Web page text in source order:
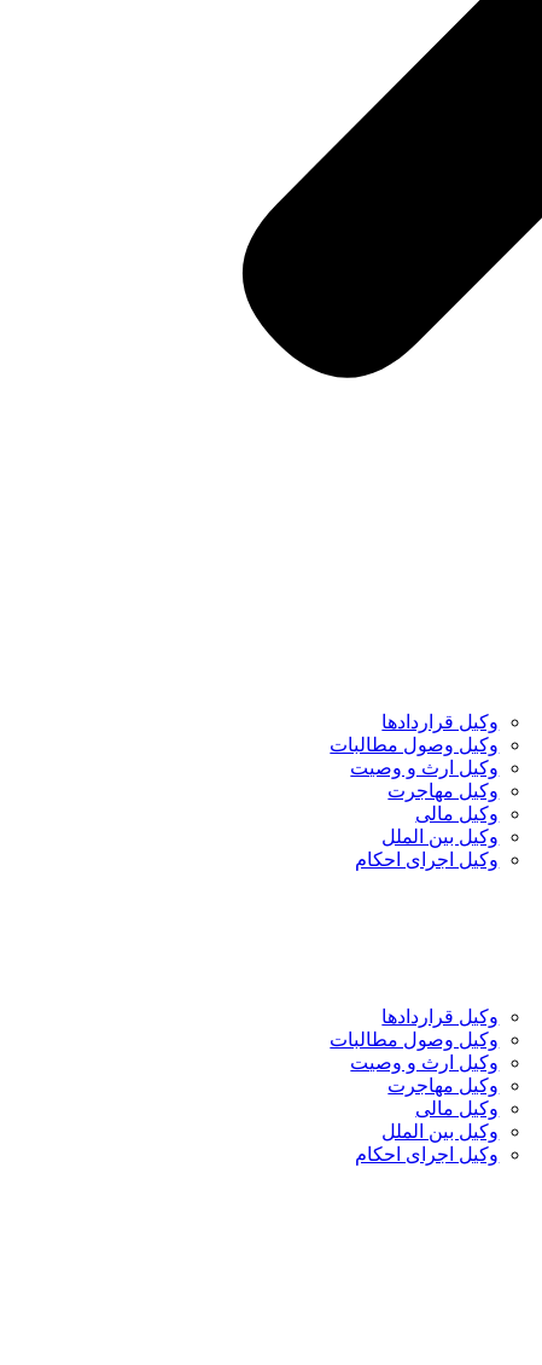
وکیل قراردادها
وکیل وصول مطالبات
وکیل ارث و وصیت
وکیل مهاجرت
وکیل مالی
وکیل بین الملل
وکیل اجرای احکام
وکیل قراردادها
وکیل وصول مطالبات
وکیل ارث و وصیت
وکیل مهاجرت
وکیل مالی
وکیل بین الملل
وکیل اجرای احکام